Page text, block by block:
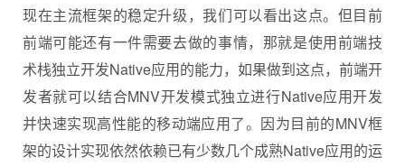
现在主流框架的稳定升级，我们可以看出这点。但目前
前端可能还有一件需要去做的事情，那就是使用前端技
术栈独立开发Native应用的能力，如果做到这点，前端开
发者就可以结合MNV开发模式独立进行Native应用开发
并快速实现高性能的移动端应用了。因为目前的MNV框
架的设计实现依然依赖已有少数几个成熟Native应用的运